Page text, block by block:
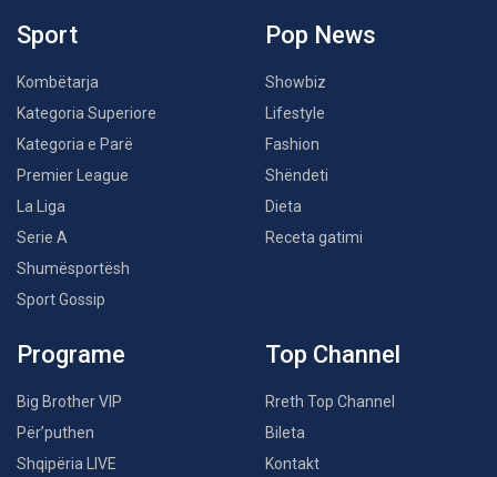
Sport
Kombëtarja
Kategoria Superiore
Kategoria e Parë
Premier League
La Liga
Serie A
Shumësportësh
Sport Gossip
Pop News
Showbiz
Lifestyle
Fashion
Shëndeti
Dieta
Receta gatimi
Programe
Big Brother VIP
Për’puthen
Shqipëria LIVE
Top Channel
Rreth Top Channel
Bileta
Kontakt